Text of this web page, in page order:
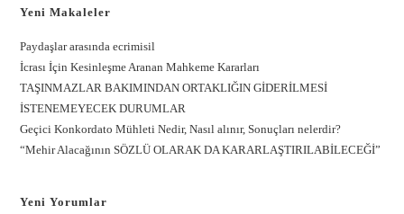
Yeni Makaleler
Paydaşlar arasında ecrimisil
İcrası İçin Kesinleşme Aranan Mahkeme Kararları
TAŞINMAZLAR BAKIMINDAN ORTAKLIĞIN GİDERİLMESİ
İSTENEMEYECEK DURUMLAR
Geçici Konkordato Mühleti Nedir, Nasıl alınır, Sonuçları nelerdir?
“Mehir Alacağının SÖZLÜ OLARAK DA KARARLAŞTIRILABİLECEĞİ”
Yeni Yorumlar